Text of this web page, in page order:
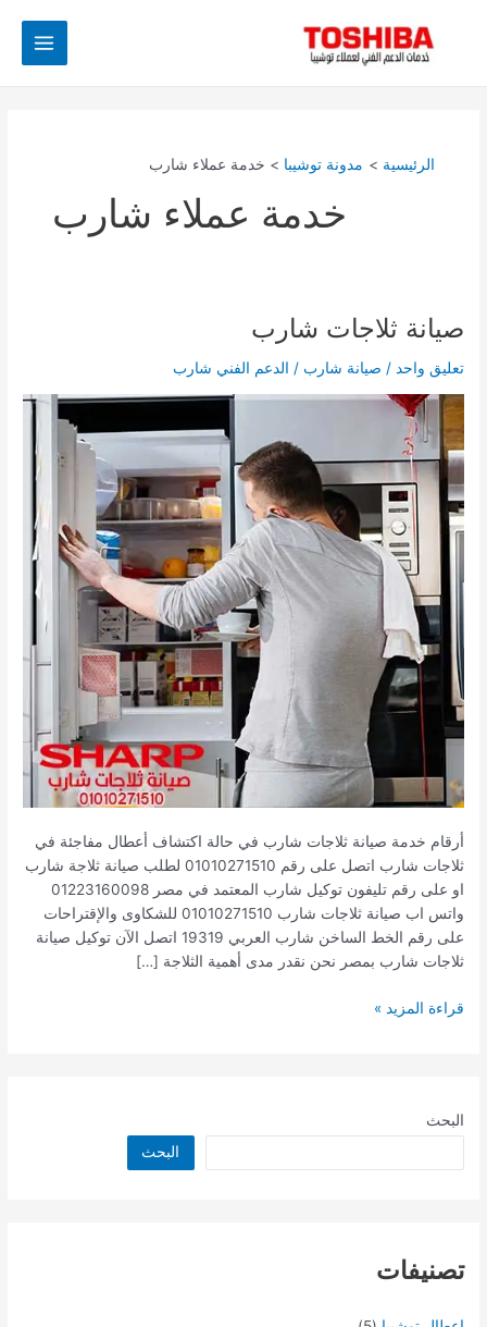
Main
الرئيسية مدونة توشيبا خدمة عملاء شارب
خدمة عملاء شارب
صيانة ثلاجات شارب
تعليق واحد / صيانة شارب / الدعم الفني شارب
أرقام خدمة صيانة ثلاجات شارب في حالة اكتشاف أعطال مفاجئة في
ثلاجات شارب اتصل على رقم 01010271510 لطلب صيانة ثلاجة شارب
او على رقم تليفون توكيل شارب المعتمد في مصر 01223160098
واتس اب صيانة ثلاجات شارب 01010271510 للشكاوى والإقتراحات
على رقم الخط الساخن شارب العربي 19319 اتصل الآن توكيل صيانة
ثلاجات شارب بمصر نحن نقدر مدى أهمية الثلاجة […]
صيانة
ثلاجات
شارب
قراءة المزيد »
البحث
البحث
تصنيفات